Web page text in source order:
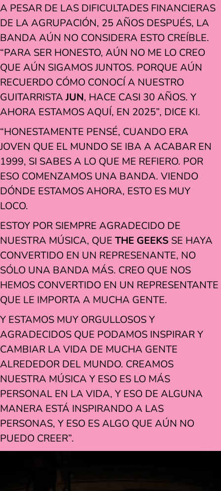
A PESAR DE LAS DIFICULTADES FINANCIERAS
DE LA AGRUPACIÓN, 25 AÑOS DESPUÉS, LA
BANDA AÚN NO CONSIDERA ESTO CREÍBLE.
“PARA SER HONESTO, AÚN NO ME LO CREO
QUE AÚN SIGAMOS JUNTOS. PORQUE AÚN
RECUERDO CÓMO CONOCÍ A NUESTRO
GUITARRISTAJUN, HACE CASI 30 AÑOS. Y
AHORA ESTAMOS AQUÍ, EN 2025”, DICE KI.
“HONESTAMENTE PENSÉ, CUANDO ERA
JOVEN QUE EL MUNDO SE IBA A ACABAR EN
1999, SI SABES A LO QUE ME REFIERO. POR
ESO COMENZAMOS UNA BANDA. VIENDO
DÓNDE ESTAMOS AHORA, ESTO ES MUY
LOCO.
ESTOY POR SIEMPRE AGRADECIDO DE
NUESTRA MÚSICA, QUE THE GEEKS SE HAYA
CONVERTIDO EN UN REPRESENANTE, NO
SÓLO UNA BANDA MÁS. CREO QUE NOS
HEMOS CONVERTIDO EN UN REPRESENTANTE
QUE LE IMPORTA A MUCHA GENTE.
Y ESTAMOS MUY ORGULLOSOS Y
AGRADECIDOS QUE PODAMOS INSPIRAR Y
CAMBIAR LA VIDA DE MUCHA GENTE
ALREDEDOR DEL MUNDO. CREAMOS
NUESTRA MÚSICA Y ESO ES LO MÁS
PERSONAL EN LA VIDA, Y ESO DE ALGUNA
MANERA ESTÁ INSPIRANDO A LAS
PERSONAS, Y ESO ES ALGO QUE AÚN NO
PUEDO CREER”.